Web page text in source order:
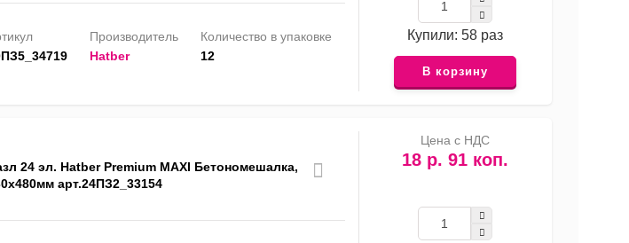
Производитель
Hatber
Количество в упаковке
12
Купили: 58 раз
В корзину
24 эл. Hatber Premium MAXI Бетономешалка,
арт.24ПЗ2_33154
Цена с НДС
18 р. 91 коп.